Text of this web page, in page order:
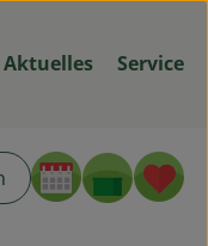
Aktuelles Service